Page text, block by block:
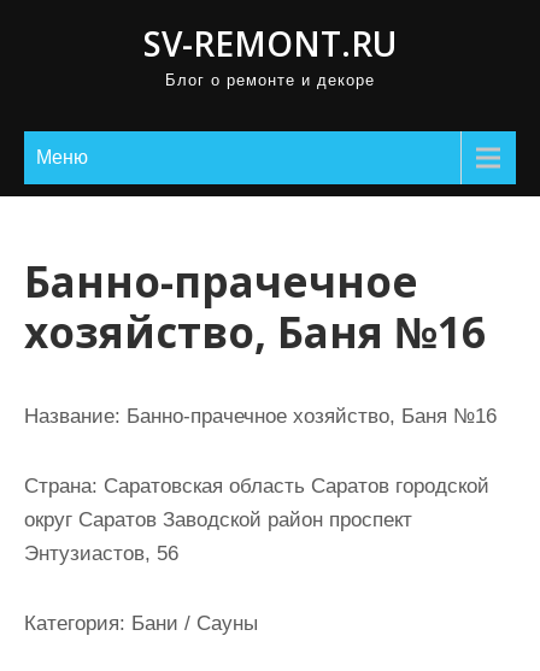
SV-REMONT.RU
Блог о ремонте и декоре
Меню
Банно-прачечное
хозяйство, Баня №16
Название: Банно-прачечное хозяйство, Баня №16
Страна: Саратовская область Саратов городской
округ Саратов Заводской район проспект
Энтузиастов, 56
Категория: Бани / Сауны